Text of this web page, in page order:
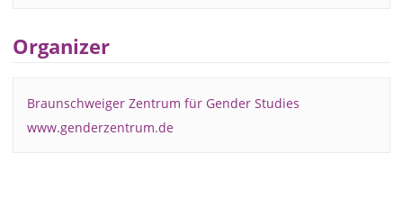
Organizer
Braunschweiger Zentrum für Gender Studies
www.genderzentrum.de